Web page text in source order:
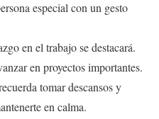
especial con un gesto
en el trabajo se destacará.
en proyectos importantes.
tomar descansos y
en calma.